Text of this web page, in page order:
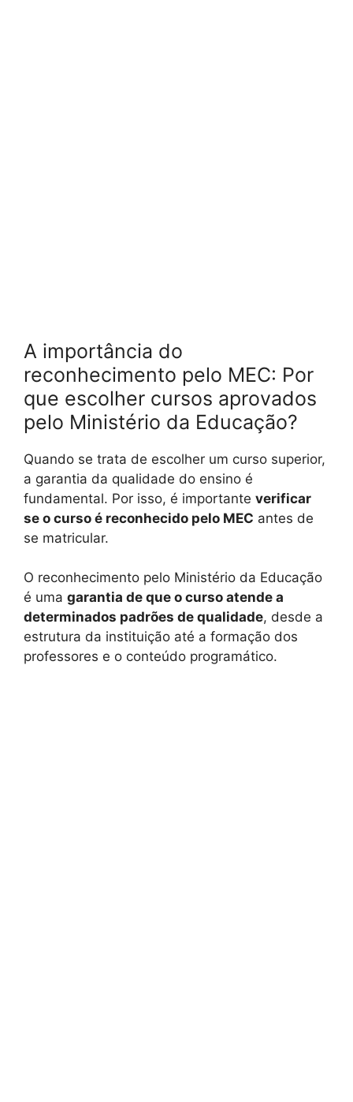
A importância do
reconhecimento pelo MEC: Por
que escolher cursos aprovados
pelo Ministério da Educação?
Quando se trata de escolher um curso superior,
a garantia da qualidade do ensino é
fundamental. Por isso, é importante verificar
se o curso é reconhecido pelo MEC antes de
se matricular.
O reconhecimento pelo Ministério da Educação
é uma garantia de que o curso atende a
determinados padrões de qualidade, desde a
estrutura da instituição até a formação dos
professores e o conteúdo programático.